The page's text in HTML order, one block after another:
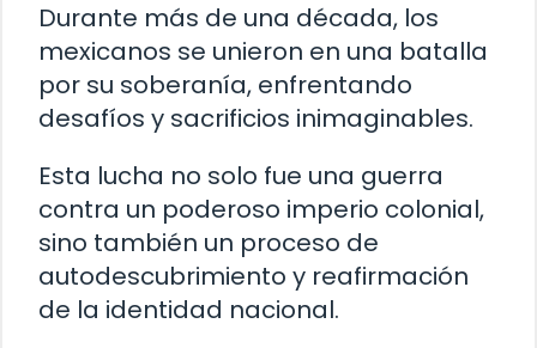
Durante más de una década, los
mexicanos se unieron en una batalla
por su soberanía, enfrentando
desafíos y sacrificios inimaginables.
Esta lucha no solo fue una guerra
contra un poderoso imperio colonial,
sino también un proceso de
autodescubrimiento y reafirmación
de la identidad nacional.